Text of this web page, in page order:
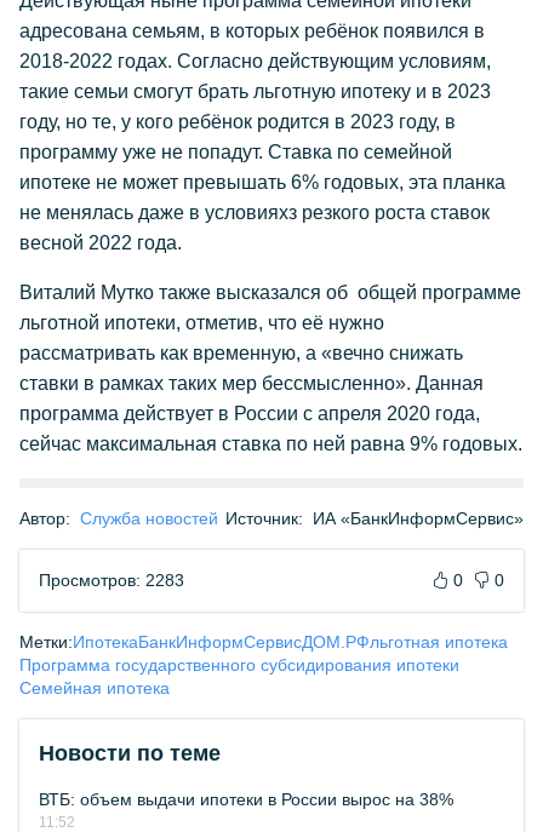
адресована семьям, в которых ребёнок появился в
2018-2022 годах. Согласно действующим условиям,
такие семьи смогут брать льготную ипотеку и в 2023
году, но те, у кого ребёнок родится в 2023 году, в
программу уже не попадут. Ставка по семейной
ипотеке не может превышать 6% годовых, эта планка
не менялась даже в условияхз резкого роста ставок
весной 2022 года.
Виталий Мутко также высказался об общей программе
льготной ипотеки, отметив, что её нужно
рассматривать как временную, а «вечно снижать
ставки в рамках таких мер бессмысленно». Данная
программа действует в России с апреля 2020 года,
сейчас максимальная ставка по ней равна 9% годовых.
Автор: Служба новостей Источник: ИА «БанкИнформСервис»
Просмотров: 2283 0 0
Метки:ИпотекаБанкИнформСервисДОМ.РФльготная ипотека
Программа государственного субсидирования ипотеки
Семейная ипотека
Новости по теме
ВТБ: объем выдачи ипотеки в России вырос на 38%
11:52